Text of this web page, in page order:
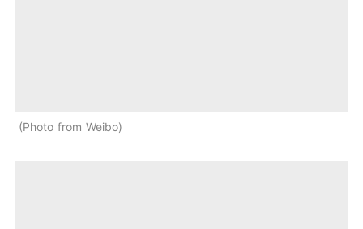
Photo from Weibo